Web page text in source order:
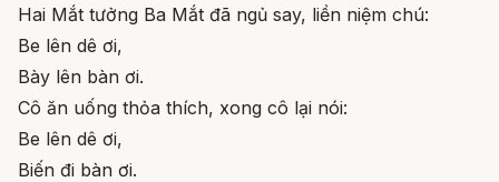
Hai Mắt tưởng Ba Mắt đã ngủ say, liền niệm chú:
Be lên dê ơi,
Bày lên bàn ơi.
Cô ăn uống thỏa thích, xong cô lại nói:
Be lên dê ơi,
Biến đi bàn ơi.